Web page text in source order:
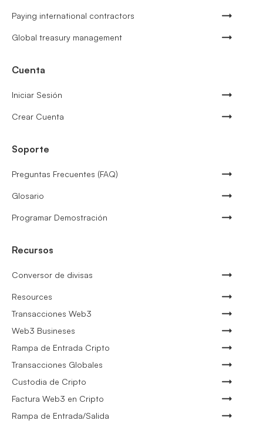
Paying international contractors
Global treasury management
Cuenta
Iniciar Sesión
Crear Cuenta
Soporte
Preguntas Frecuentes (FAQ)
Glosario
Programar Demostración
Recursos
Conversor de divisas
Resources
Transacciones Web3
Web3 Busineses
Rampa de Entrada Cripto
Transacciones Globales
Custodia de Cripto
Factura Web3 en Cripto
Rampa de Entrada/Salida